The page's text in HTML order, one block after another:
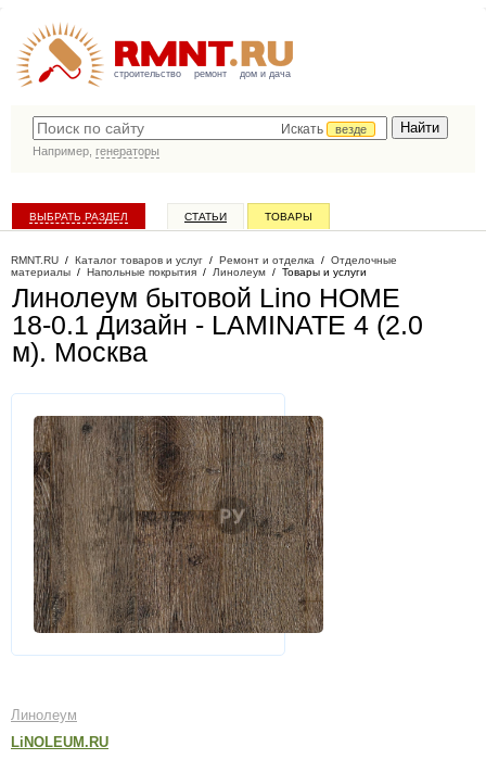
строительство ремонт дом и дача
Искать
везде
Например, генераторы
ВЫБРАТЬ РАЗДЕЛ СТАТЬИ ТОВАРЫ
RMNT.RU / Каталог товаров и услуг / Ремонт и отделка / Отделочные
материалы / Напольные покрытия / Линолеум / Товары и услуги
Линолеум бытовой Lino HOME
18-0.1 Дизайн - LAMINATE 4 (2.0
м). Москва
Линолеум
LiNOLEUM.RU